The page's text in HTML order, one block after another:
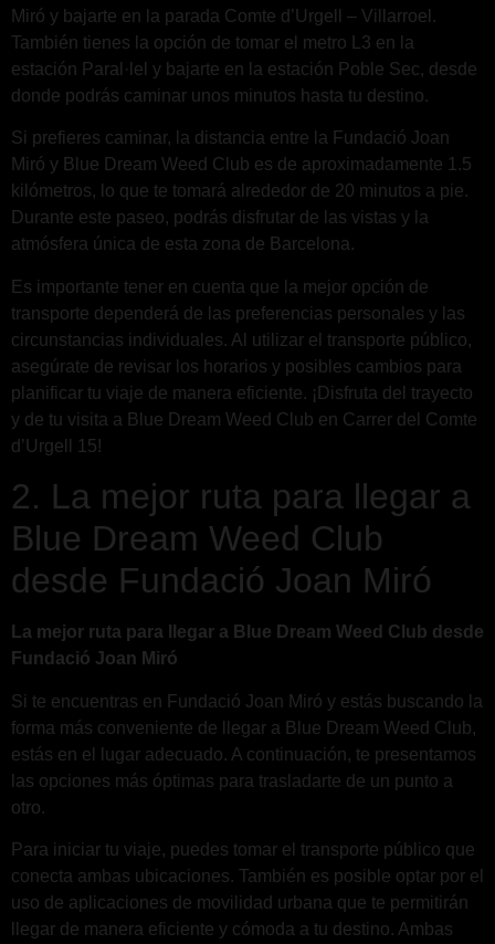
Miró y bajarte en la parada Comte d’Urgell – Villarroel.
También tienes la opción de tomar el metro L3 en la
estación Paral·lel y bajarte en la estación Poble Sec, desde
donde podrás caminar unos minutos hasta tu destino.
Si prefieres caminar, la distancia entre la Fundació Joan
Miró y Blue Dream Weed Club es de aproximadamente 1.5
kilómetros, lo que te tomará alrededor de 20 minutos a pie.
Durante este paseo, podrás disfrutar de las vistas y la
atmósfera única de esta zona de Barcelona.
Es importante tener en cuenta que la mejor opción de
transporte dependerá de las preferencias personales y las
circunstancias individuales. Al utilizar el transporte público,
asegúrate de revisar los horarios y posibles cambios para
planificar tu viaje de manera eficiente. ¡Disfruta del trayecto
y de tu visita a Blue Dream Weed Club en Carrer del Comte
d’Urgell 15!
2. La mejor ruta para llegar a
Blue Dream Weed Club
desde Fundació Joan Miró
La mejor ruta para llegar a Blue Dream Weed Club desde
Fundació Joan Miró
Si te encuentras en Fundació Joan Miró y estás buscando la
forma más conveniente de llegar a Blue Dream Weed Club,
estás en el lugar adecuado. A continuación, te presentamos
las opciones más óptimas para trasladarte de un punto a
otro.
Para iniciar tu viaje, puedes tomar el transporte público que
conecta ambas ubicaciones. También es posible optar por el
uso de aplicaciones de movilidad urbana que te permitirán
llegar de manera eficiente y cómoda a tu destino. Ambas